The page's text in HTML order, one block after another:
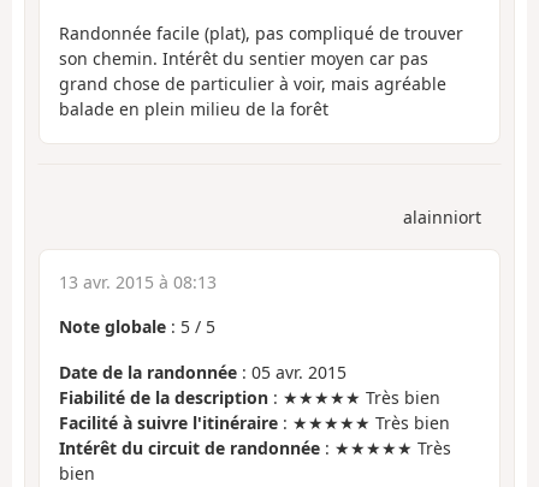
Randonnée facile (plat), pas compliqué de trouver
son chemin. Intérêt du sentier moyen car pas
grand chose de particulier à voir, mais agréable
balade en plein milieu de la forêt
alainniort
13 avr. 2015 à 08:13
Note globale : 5 / 5
Date de la randonnée : 05 avr. 2015
Fiabilité de la description : ★★★★★ Très bien
Facilité à suivre l'itinéraire : ★★★★★ Très bien
Intérêt du circuit de randonnée : ★★★★★ Très
bien